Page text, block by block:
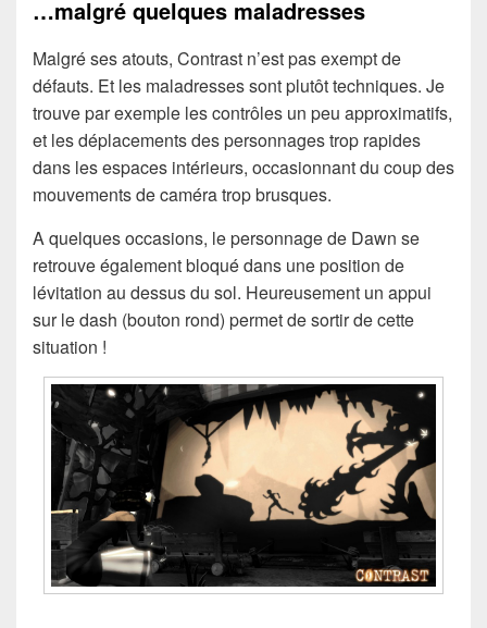
…malgré quelques maladresses
Malgré ses atouts, Contrast n’est pas exempt de
défauts. Et les maladresses sont plutôt techniques. Je
trouve par exemple les contrôles un peu approximatifs,
et les déplacements des personnages trop rapides
dans les espaces intérieurs, occasionnant du coup des
mouvements de caméra trop brusques.
A quelques occasions, le personnage de Dawn se
retrouve également bloqué dans une position de
lévitation au dessus du sol. Heureusement un appui
sur le dash (bouton rond) permet de sortir de cette
situation !